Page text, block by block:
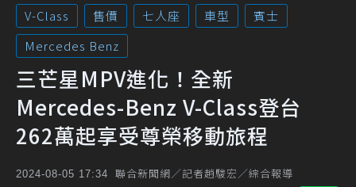
V-Class 售價 七人座 車型
賓士
Mercedes Benz
三芒星MPV進化！全新
Mercedes-Benz V-Class登台
262萬起享受尊榮移動旅程
2024-08-05 17:34 聯合新聞網／記者趙駿宏／綜合報導